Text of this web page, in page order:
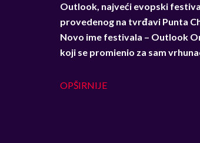
Outlook, najveći evopski
provedenog na tvrđavi Punta
Novo ime festivala – Outlook
koji se promienio za sam
OPŠIRNIJE